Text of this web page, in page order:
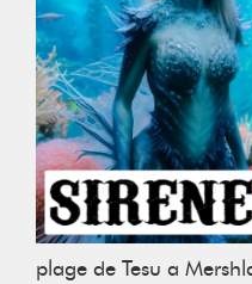
plage de Tesu a